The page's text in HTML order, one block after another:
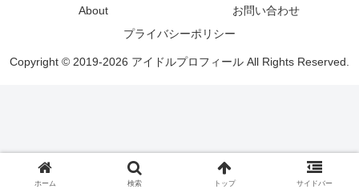
About
お問い合わせ
プライバシーポリシー
Copyright © 2019-2026 アイドルプロフィール All Rights Reserved.
ホーム 検索 トップ サイドバー